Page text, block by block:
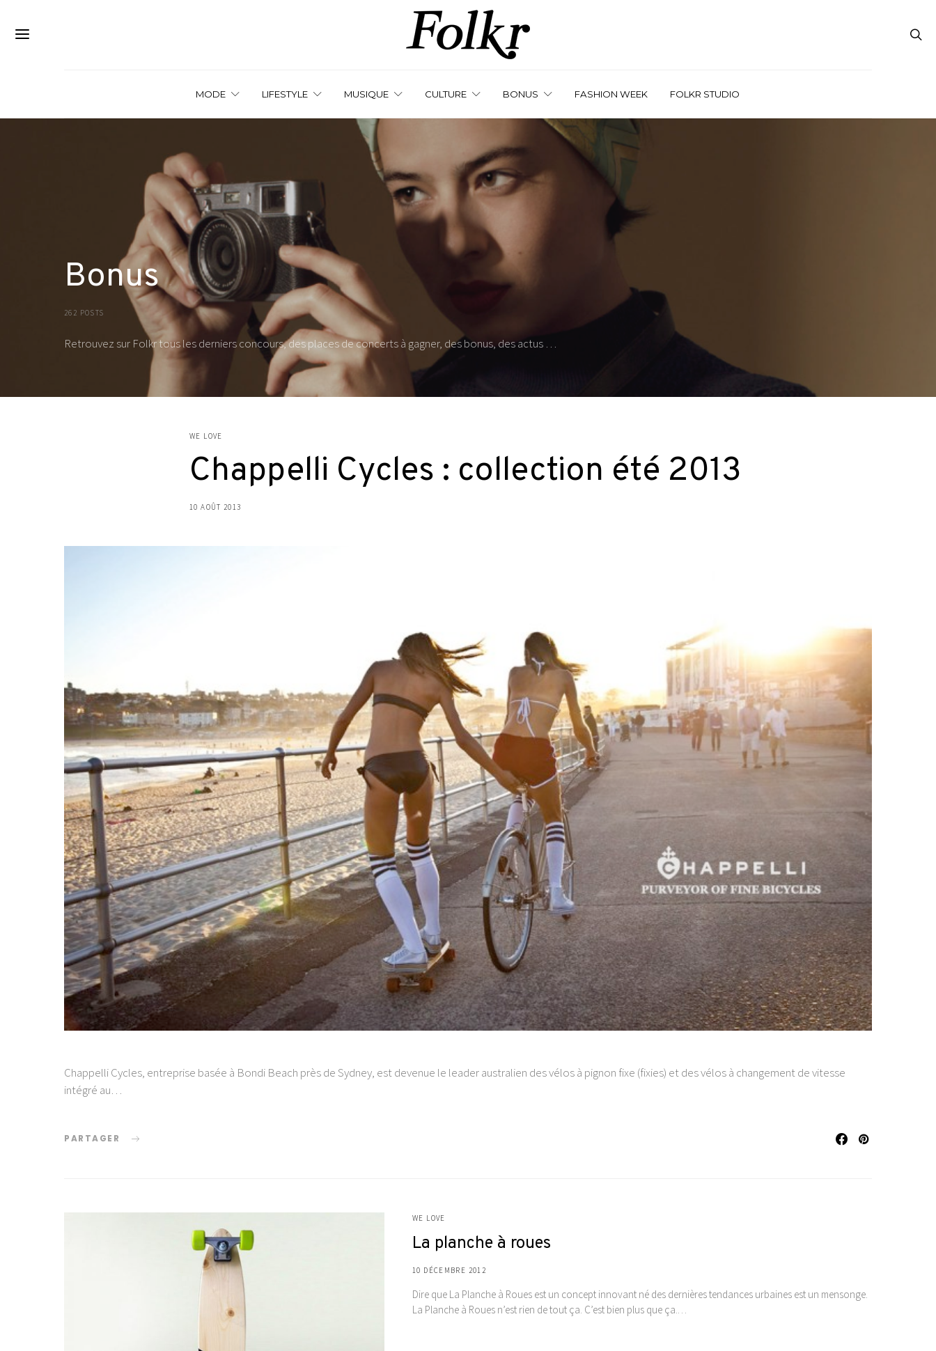
MODE LIFESTYLE MUSIQUE CULTURE BONUS FASHION WEEK FOLKR STUDIO
Bonus
262 POSTS
Retrouvez sur Folkr tous les derniers concours, des places de concerts à gagner, des bonus, des actus …
WE LOVE
Chappelli Cycles : collection été 2013
10 AOÛT 2013
Chappelli Cycles, entreprise basée à Bondi Beach près de Sydney, est devenue le leader australien des vélos à pignon fixe (fixies) et des vélos à changement de vitesse
intégré au…
PARTAGER
WE LOVE
La planche à roues
10 DÉCEMBRE 2012
Dire que La Planche à Roues est un concept innovant né des dernières tendances urbaines est un mensonge.
La Planche à Roues n’est rien de tout ça. C’est bien plus que ça.…